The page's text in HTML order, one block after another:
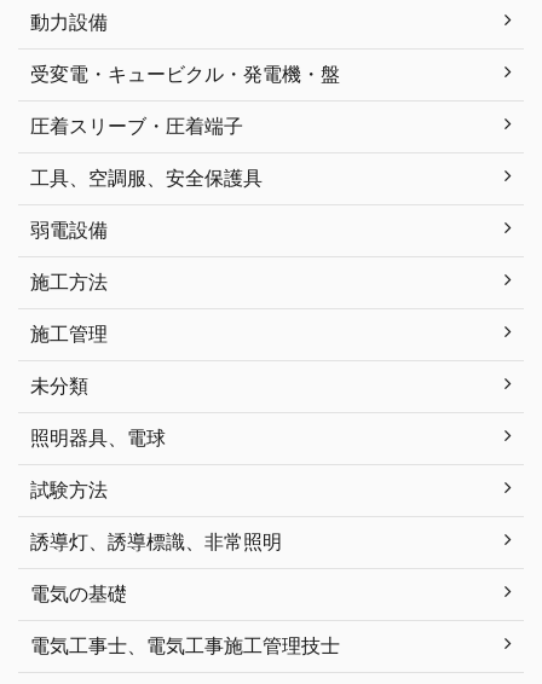
動力設備
受変電・キュービクル・発電機・盤
圧着スリーブ・圧着端子
工具、空調服、安全保護具
弱電設備
施工方法
施工管理
未分類
照明器具、電球
試験方法
誘導灯、誘導標識、非常照明
電気の基礎
電気工事士、電気工事施工管理技士